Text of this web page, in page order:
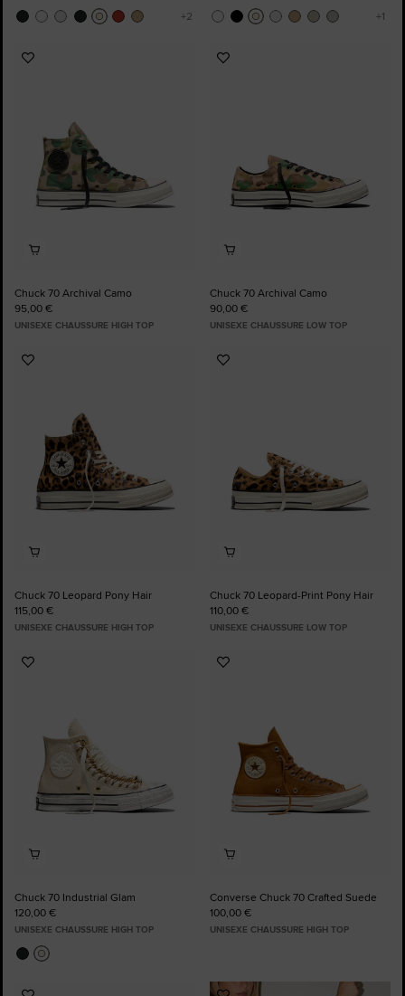
Ajouter
Chuck 70 Archival Camo
95,00 €
UNISEXE CHAUSSURE HIGH TOP
Ajouter
Chuck 70 Archival Camo
90,00 €
UNISEXE CHAUSSURE LOW TOP
Ajouter
Chuck 70 Leopard Pony Hair
115,00 €
UNISEXE CHAUSSURE HIGH TOP
Ajouter
Chuck 70 Leopard-Print Pony Hair
110,00 €
UNISEXE CHAUSSURE LOW TOP
Ajouter
Chuck 70 Industrial Glam
120,00 €
UNISEXE CHAUSSURE HIGH TOP
Ajouter
Converse Chuck 70 Crafted Suede
100,00 €
UNISEXE CHAUSSURE HIGH TOP